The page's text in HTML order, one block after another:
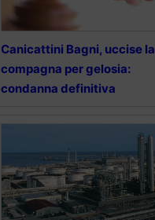
Canicattini Bagni, uccise la
compagna per gelosia:
condanna definitiva